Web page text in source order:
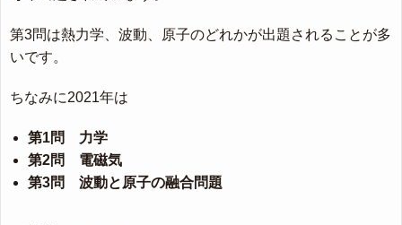
第3問は熱力学、波動、原子のどれかが出題されることが多
いです。
ちなみに2021年は
第1問 力学
第2問 電磁気
第3問 波動と原子の融合問題